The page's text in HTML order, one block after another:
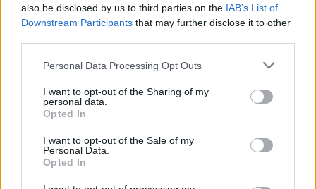
also be disclosed by us to third parties on the IAB’s List of
Downstream Participants that may further disclose it to other
Please note that this website/app uses one or more Google
not limited to your visit or usage behaviour. You may click to
grant or deny consent to Google and its third-party tags to
use your data for below specified purposes in below Google
consent section.
Personal Data Processing Opt Outs
I want to opt-out of the Sharing of my
personal data.
Opted In
I want to opt-out of the Sale of my
Personal Data.
Opted In
fideszes polgármester, majd képviselő, mostanában
megmondóember.
JNSZ megyei hírek boldog istván,botrány,eljárás fidesz,Jász-
Nagykun Szolnok megye, Magyar Péter
ByeAlex is színt vallott, újabb zenész jött elő